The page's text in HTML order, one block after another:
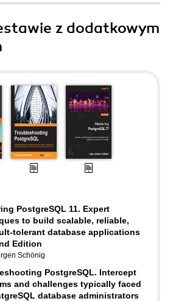
z dodatkowym
PostgreSQL 11. Expert
to build scalable, reliable,
tolerant database applications
Edition
Schönig
PostgreSQL. Intercept
and challenges typically faced
database administrators